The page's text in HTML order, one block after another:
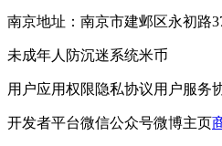
南京地址：南京市建邺区永初路
未成年人防沉迷系统米币
用户应用权限隐私协议用户服务
开发者平台微信公众号微博主页